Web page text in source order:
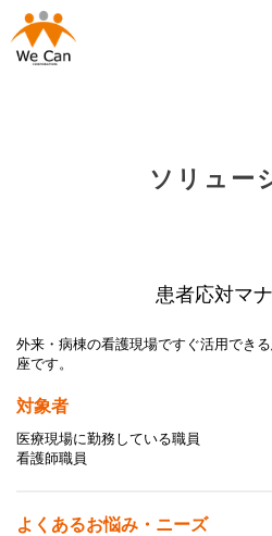
ソリュー
患者応対マ
外来・病棟の看護現場ですぐ活用でき
座です。
対象者
医療現場に勤務している職員
看護師職員
よくあるお悩み・ニーズ